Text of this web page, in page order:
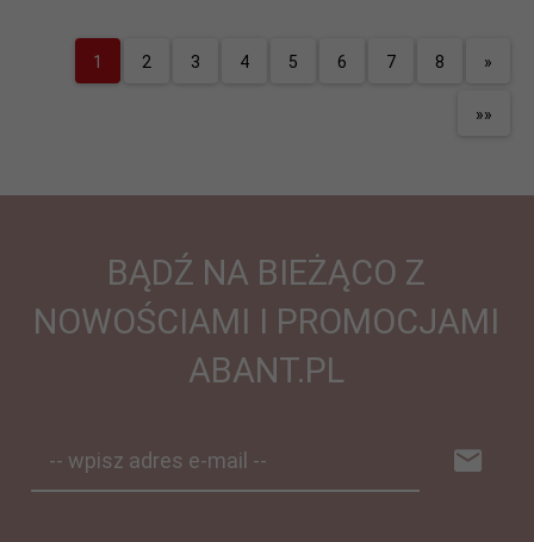
1 2 3 4 5 6 7 8 »
»»
BĄDŹ NA BIEŻĄCO Z
NOWOŚCIAMI I PROMOCJAMI
ABANT.PL
-- wpisz adres e-mail --